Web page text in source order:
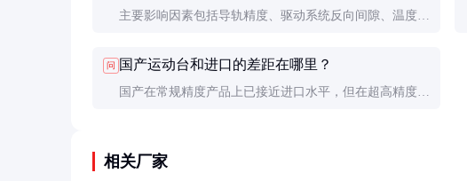
主要影响因素包括导轨精度、驱动系统反向间隙、温度变
这些因素。
问 国产运动台和进口的差距在哪里？
国产在常规精度产品上已接近进口水平，但在超高精度、
相关厂家